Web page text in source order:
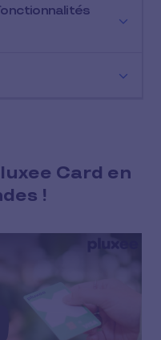
Card en
!